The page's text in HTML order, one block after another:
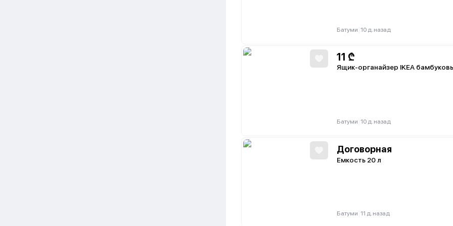
Батуми 10 д. назад
11 ₾
Ящик-органайзер IKEA
Батуми 10 д. назад
Договорная
Емкость 20 л
Батуми 11 д. назад